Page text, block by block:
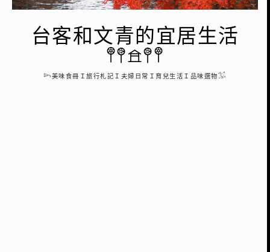
台客和文青的宜居生活
𖤣𖤥𖠿𖤥𖤣
𓆸美味食冊Ｉ旅行札記Ｉ夫婦日常Ｉ育兒生活Ｉ品味選物𓅮